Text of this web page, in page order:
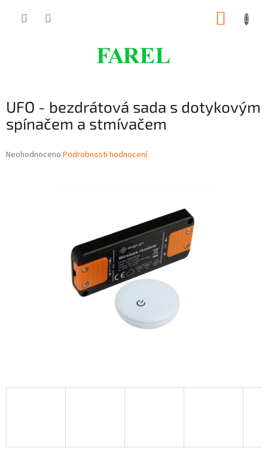
UFO - bezdrátová sada s dotykovým
spínačem a stmívačem
Průměrné
Neohodnoceno Podrobnosti hodnocení